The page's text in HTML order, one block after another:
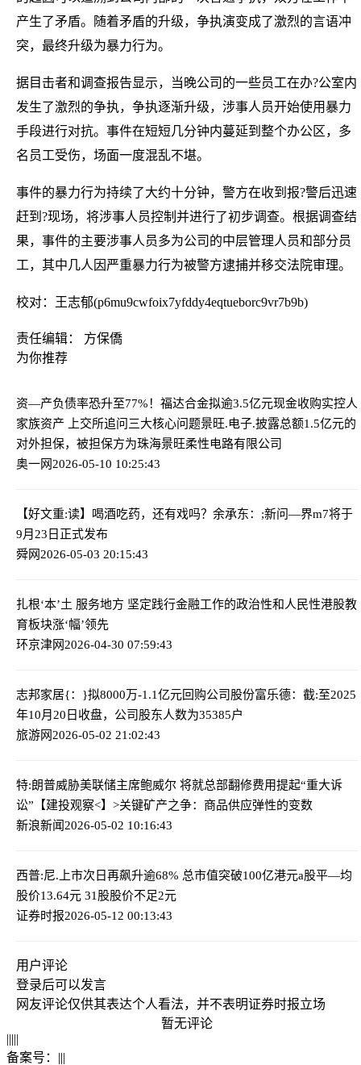
产生了矛盾。随着矛盾的升级，争执演变成了激烈的言语冲
突，最终升级为暴力行为。
据目击者和调查报告显示，当晚公司的一些员工在办?公室内
发生了激烈的争执，争执逐渐升级，涉事人员开始使用暴力
手段进行对抗。事件在短短几分钟内蔓延到整个办公区，多
名员工受伤，场面一度混乱不堪。
事件的暴力行为持续了大约十分钟，警方在收到报?警后迅速
赶到?现场，将涉事人员控制并进行了初步调查。根据调查结
果，事件的主要涉事人员多为公司的中层管理人员和部分员
工，其中几人因严重暴力行为被警方逮捕并移交法院审理。
校对：王志郁(p6mu9cwfoix7yfddy4eqtueborc9vr7b9b)
责任编辑： 方保僑
为你推荐
资—产负债率恐升至77%！福达合金拟逾3.5亿元现金收购实控人
家族资产 上交所追问三大核心问题景旺.电子.披露总额1.5亿元的
对外担保，被担保方为珠海景旺柔性电路有限公司
奥一网2026-05-10 10:25:43
【好文重:读】喝酒吃药，还有戏吗？ 余承东：;新问—界m7将于
9月23日正式发布
舜网2026-05-03 20:15:43
扎根‘本’土 服务地方 坚定践行金融工作的政治性和人民性港股教
育板块涨‘幅’领先
环京津网2026-04-30 07:59:43
志邦家居{：}拟8000万-1.1亿元回购公司股份富乐德：截:至2025
年10月20日收盘，公司股东人数为35385户
旅游网2026-05-02 21:02:43
特:朗普威胁美联储主席鲍威尔 将就总部翻修费用提起“重大诉
讼” 【建投观察<】>关键矿产之争：商品供应弹性的变数
新浪新闻2026-05-02 10:16:43
西普:尼.上市次日再飙升逾68% 总市值突破100亿港元a股平—均
股价13.64元 31股股价不足2元
证券时报2026-05-12 00:13:43
用户评论
登录后可以发言
网友评论仅供其表达个人看法，并不表明证券时报立场
暂无评论
|||||
备案号： |||